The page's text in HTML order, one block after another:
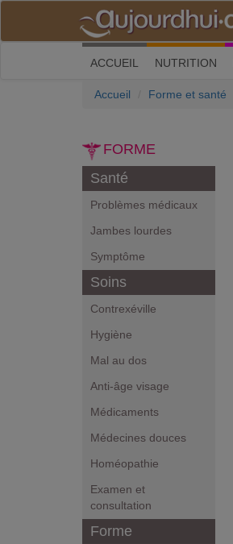
ACCUEIL (current)
NUTRITION
Accueil Forme et santé
FORME
Santé
Problèmes médicaux
Jambes lourdes
Symptôme
Soins
Contrexéville
Hygiène
Mal au dos
Anti-âge visage
Médicaments
Médecines douces
Homéopathie
Examen et
consultation
Forme